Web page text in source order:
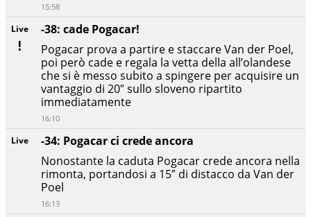
Live
-34: Pogacar ci crede ancora
Nonostante la caduta Pogacar crede ancora nella
rimonta, portandosi a 15″ di distacco da Van der
Poel
16:13
Live
-38: cade Pogacar!
Pogacar prova a partire e staccare Van der Poel,
poi però cade e regala la vetta della all’olandese
che si è messo subito a spingere per acquisire un
vantaggio di 20″ sullo sloveno ripartito
immediatamente
16:10
15:58